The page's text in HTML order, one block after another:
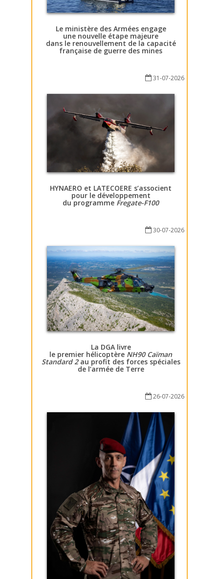
Le ministère des Armées engage
une nouvelle étape majeure
dans le renouvellement de la capacité
française de guerre des mines
31-07-2026
HYNAERO et LATECOERE s’associent
pour le développement
du programme Fregate-F100
30-07-2026
La DGA livre
le premier hélicoptère NH90 Caïman
Standard 2au profit des forces spéciales
de l’armée de Terre
26-07-2026